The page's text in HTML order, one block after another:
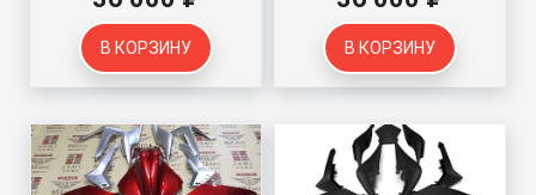
В КОРЗИНУ В КОРЗИНУ